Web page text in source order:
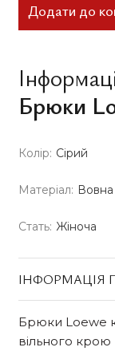
Додати до
Брюки
Колір: Сірий
Матеріал: Вовна
Стать: Жіноча
ІНФОРМАЦІЯ
Брюки Loewe
вільного